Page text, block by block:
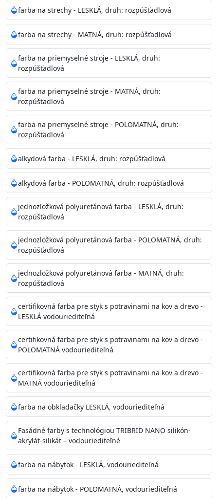
Neaplikujte pri teplote pod 5°C a nad teplotu 35°C alebo
pri relatívnej vlhkosti nad 80%.
Nepoužitá farba vyžaduje špeciálne zaobchádzanie na
bezpečnú likvidáciu.
Riedenie: do 10% vodou, podľa spôsobu aplikácie
Doba schnutia na dotyk
Doba na druhý náter: 3-4 hodiny
Balenie : 750ml, 1l, 3l, 9l, 15l
Výdatnosť na jednu vrstvu
Aplikácia: štetec, valček, striekacia pištoľ
Povrchová úprava: 1
Je možné tónovať v systéme Colorfull: áno
Merná hmotnosť : 1,54 ± 0,02 Kg / L (ISO 2811)
Čistenie: vodou
Príprava povrchu
Povrchy musia byť hladké, čisté, suché, zbavené prachu,
mastnoty, solí a materiálov so zlou priľnavosťou. Otvory
alebo trhliny vyplňte
akrylovým tmelom Acrylic putty, Visto alebo Acrylic light
putty a prebrúste. Nové alebo porézne povrchy natreté
menej kvalitnými farbami
vždy penetrujte. Odporúčané penetračné nátery
Acrylan Unco, Gypsum board alebo Vitex Primer 100% a
na škvrny použite Blanco eco
riediteľné vodou.
Skladovanie
48 mesiacov v orig. uzavretých obaloch medzi 5°C až
25°C
farba na strechy - LESKLÁ, druh: rozpúšťadlová
farba na strechy - MATNÁ, druh: rozpúšťadlová
farba na priemyselné stroje - LESKLÁ, druh:
rozpúšťadlová
farba na priemyselné stroje - MATNÁ, druh:
rozpúšťadlová
farba na priemyselné stroje - POLOMATNÁ, druh:
rozpúšťadlová
alkydová farba - LESKLÁ, druh: rozpúšťadlová
alkydová farba - POLOMATNÁ, druh: rozpúšťadlová
jednozložková polyuretánová farba - LESKLÁ, druh:
rozpúšťadlová
jednozložková polyuretánová farba - POLOMATNÁ, druh:
rozpúšťadlová
jednozložková polyuretánová farba - MATNÁ, druh:
rozpúšťadlová
certifikovná farba pre styk s potravinami na kov a drevo -
LESKLÁ vodouriediteľná
certifikovná farba pre styk s potravinami na kov a drevo -
POLOMATNÁ vodouriediteľná
certifikovná farba pre styk s potravinami na kov a drevo -
MATNÁ vodouriediteľná
farba na obkladačky LESKLÁ, vodouriediteľná
Fasádné farby s technológiou TRIBRID NANO silikón-
akrylát-silikát – vodouriediteľné
farba na nábytok - LESKLÁ, vodouriediteľná
farba na nábytok - POLOMATNÁ, vodouriediteľná